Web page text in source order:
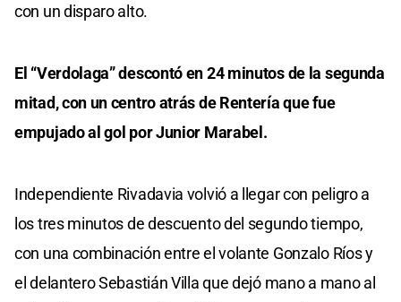
con un disparo alto.
El “Verdolaga” descontó en 24 minutos de la segunda
mitad, con un centro atrás de Rentería que fue
empujado al gol por Junior Marabel.
Independiente Rivadavia volvió a llegar con peligro a
los tres minutos de descuento del segundo tiempo,
con una combinación entre el volante Gonzalo Ríos y
el delantero Sebastián Villa que dejó mano a mano al